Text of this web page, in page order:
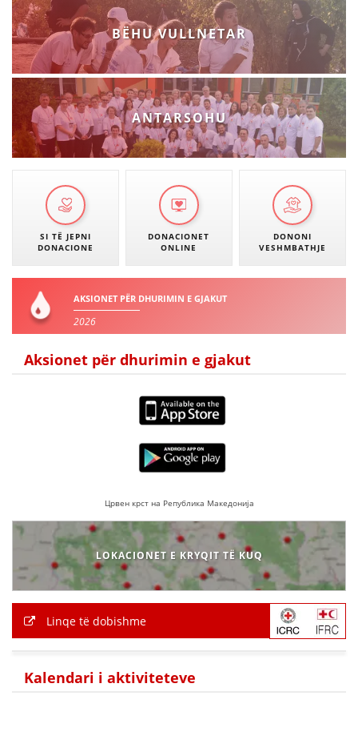
BËHU VULLNETAR
ANTARSOHU
SI TË JEPNI
DONACIONE
DONACIONET
ONLINE
DONONI
VESHMBATHJE
AKSIONET PËR DHURIMIN E GJAKUT
2026
Aksionet për dhurimin e gjakut
Црвен крст на Република Македонија
LOKACIONET E KRYQIT TË KUQ
Linqe të dobishme
Kalendari i aktiviteteve